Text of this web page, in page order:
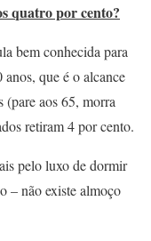
quatro por cento?
bem conhecida para
que é o alcance
aos 65, morra
retiram 4 por cento.
pelo luxo de dormir
– não existe almoço